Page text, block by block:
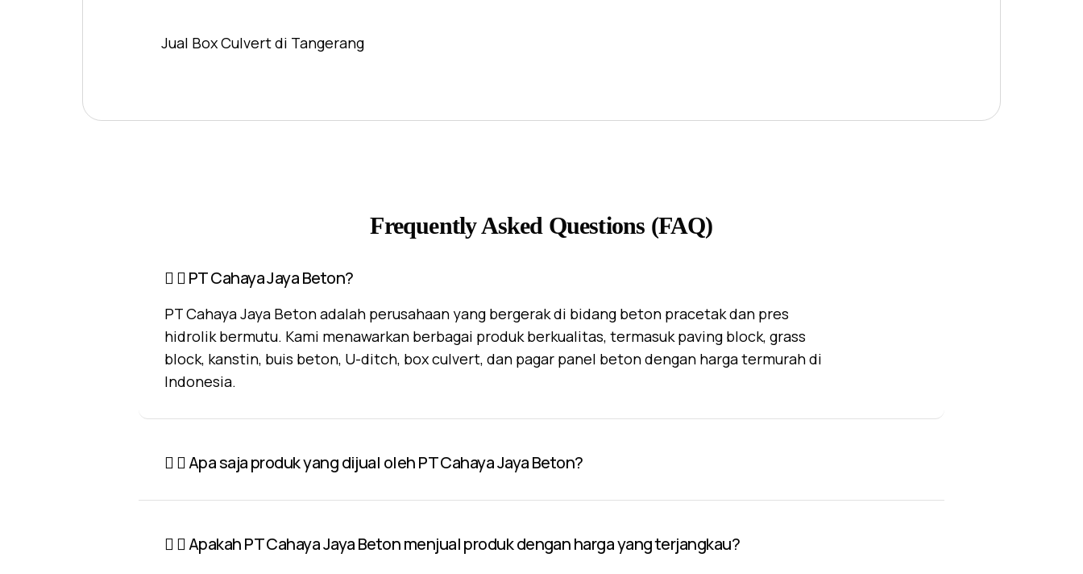
Jual Box Culvert di Tangerang
Frequently Asked Questions (FAQ)
PT Cahaya Jaya Beton?
PT Cahaya Jaya Beton adalah perusahaan yang bergerak di bidang beton pracetak dan pres
hidrolik bermutu. Kami menawarkan berbagai produk berkualitas, termasuk paving block, grass
block, kanstin, buis beton, U-ditch, box culvert, dan pagar panel beton dengan harga termurah di
Indonesia.
Apa saja produk yang dijual oleh PT Cahaya Jaya Beton?
Apakah PT Cahaya Jaya Beton menjual produk dengan harga yang terjangkau?